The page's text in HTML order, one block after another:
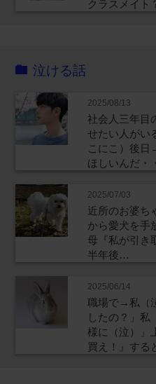
クラスメイト
泣ける話
2025/08/13
社会人三年目
せたい人がい
こにこ）後日
ほしいんだ・
2025/07/03
近所のお婆ち
から愛犬を手
母『私が引き
半年後…
2025/06/14
職場で→私（
したの？」
様に（泣）」
買え！』する